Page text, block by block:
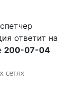
ответит на
200-07-04
сетях